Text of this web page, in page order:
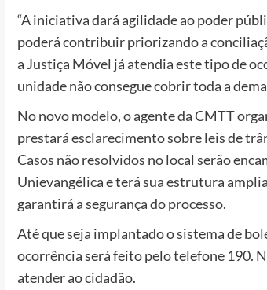
“A iniciativa dará agilidade ao poder
poderá contribuir priorizando a
a Justiça Móvel já atendia este tipo de
unidade não consegue cobrir toda a
No novo modelo, o agente da CMTT
prestará esclarecimento sobre leis de
Casos não resolvidos no local serão
Unievangélica e terá sua estrutura
garantirá a segurança do processo.
Até que seja implantado o sistema de
ocorrência será feito pelo telefone 190.
atender ao cidadão.